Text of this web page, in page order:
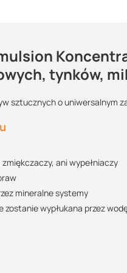
tynków,
sztucznych o uniwersalnym
ani wypełniaczy
mineralne systemy
zostanie wypłukana przez
10 kg
44±1 %